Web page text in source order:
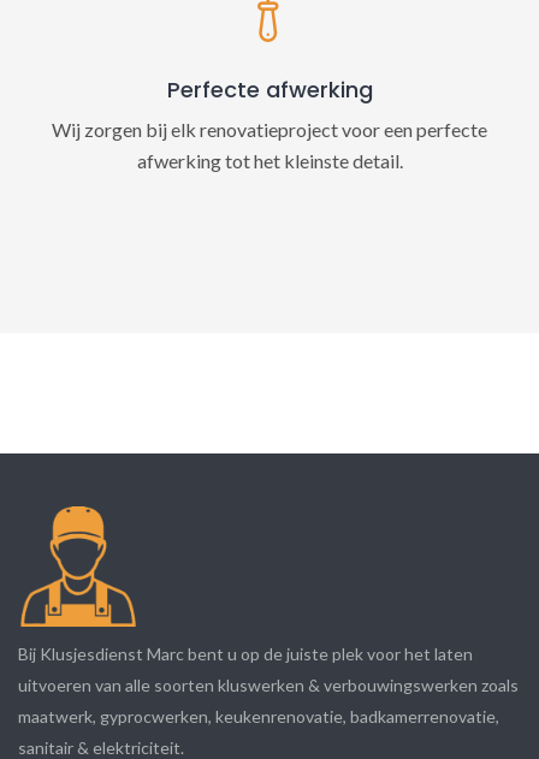
Perfecte afwerking
Wij zorgen bij elk renovatieproject voor een perfecte
afwerking tot het kleinste detail.
Bij Klusjesdienst Marc bent u op de juiste plek voor het laten
uitvoeren van alle soorten kluswerken & verbouwingswerken zoals
maatwerk, gyprocwerken, keukenrenovatie, badkamerrenovatie,
sanitair & elektriciteit.